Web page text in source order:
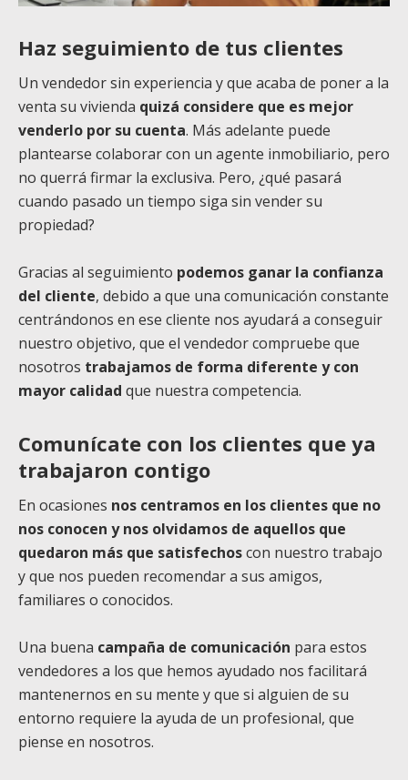
Haz seguimiento de tus clientes
Un vendedor sin experiencia y que acaba de poner a la
venta su vivienda quizá considere que es mejor
venderlo por su cuenta. Más adelante puede
plantearse colaborar con un agente inmobiliario, pero
no querrá firmar la exclusiva. Pero, ¿qué pasará
cuando pasado un tiempo siga sin vender su
propiedad?
Gracias al seguimiento podemos ganar la confianza
del cliente, debido a que una comunicación constante
centrándonos en ese cliente nos ayudará a conseguir
nuestro objetivo, que el vendedor compruebe que
nosotros trabajamos de forma diferente y con
mayor calidad que nuestra competencia.
Comunícate con los clientes que ya
trabajaron contigo
En ocasiones nos centramos en los clientes que no
nos conocen y nos olvidamos de aquellos que
quedaron más que satisfechoscon nuestro trabajo
y que nos pueden recomendar a sus amigos,
familiares o conocidos.
Una buena campaña de comunicación para estos
vendedores a los que hemos ayudado nos facilitará
mantenernos en su mente y que si alguien de su
entorno requiere la ayuda de un profesional, que
piense en nosotros.